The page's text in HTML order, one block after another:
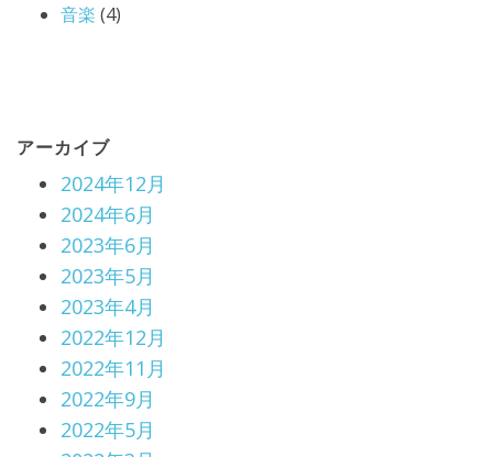
音楽 (4)
アーカイブ
2024年12月
2024年6月
2023年6月
2023年5月
2023年4月
2022年12月
2022年11月
2022年9月
2022年5月